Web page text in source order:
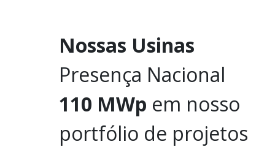
Nossas Usinas
Presença Nacional
110 MWp em nosso
portfólio de projetos